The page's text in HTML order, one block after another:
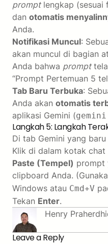
promptlengkap (sesuai
dan otomatis
Anda.
Notifikasi Muncul:
akan muncul di bagian
Anda bahwa prompt
“Prompt Pertemuan 5
Tab Baru Terbuka:
Anda akan otomatis
aplikasi Gemini (
Langkah 5: Langkah
Di tab Gemini yang
Klik di dalam kotak chat
Paste (Tempel) prompt
clipboard Anda.
Windows atau Cmd+V
Tekan Enter.
Henry
Leave a Reply